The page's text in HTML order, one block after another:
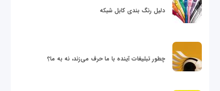
دلیل رنگ بندی کابل شبکه
چطور تبلیغات آینده با ما حرف می‌زند، نه به ما؟